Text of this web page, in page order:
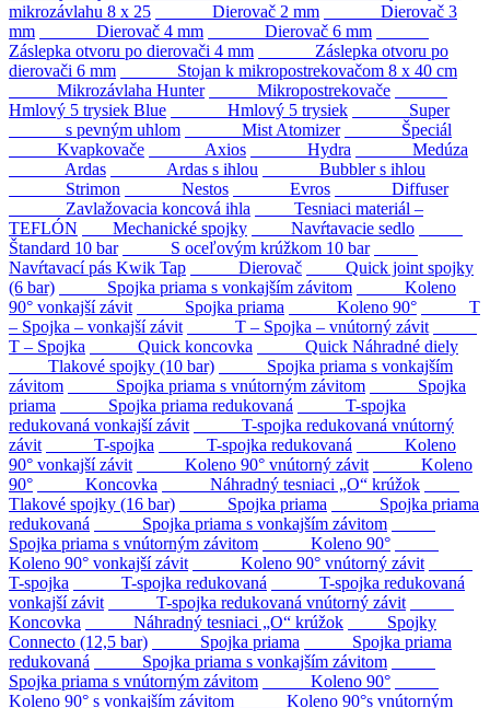
mikrozávlahu 8 x 25
Dierovač 2 mm
Dierovač 3
mm
Dierovač 4 mm
Dierovač 6 mm
Záslepka otvoru po dierovači 4 mm
Záslepka otvoru po
dierovači 6 mm
Stojan k mikropostrekovačom 8 x 40 cm
Mikrozávlaha Hunter
Mikropostrekovače
Hmlový 5 trysiek Blue
Hmlový 5 trysiek
Super
s pevným uhlom
Mist Atomizer
Špeciál
Kvapkovače
Axios Hydra
Medúza
Ardas
Ardas s ihlou
Bubbler s ihlou
Strimon
Nestos Evros
Diffuser
Zavlažovacia koncová ihla
Tesniaci materiál –
TEFLÓN
Mechanické spojky
Navŕtavacie sedlo
Štandard 10 bar
S oceľovým krúžkom 10 bar
Navŕtavací pás Kwik Tap
Dierovač
Quick joint spojky
(6 bar)
Spojka priama s vonkajším závitom
Koleno
90° vonkajší závit
Spojka priama Koleno 90°
T
– Spojka – vonkajší závit
T – Spojka – vnútorný závit
T – Spojka
Quick koncovka
Quick Náhradné diely
Tlakové spojky (10 bar)
Spojka priama s vonkajším
závitom
Spojka priama s vnútorným závitom
Spojka
priama
Spojka priama redukovaná
T-spojka
redukovaná vonkajší závit
T-spojka redukovaná vnútorný
závit
T-spojka T-spojka redukovaná
Koleno
90° vonkajší závit
Koleno 90° vnútorný závit
Koleno
90°
Koncovka
Náhradný tesniaci „O“ krúžok
Tlakové spojky (16 bar)
Spojka priama
Spojka priama
redukovaná
Spojka priama s vonkajším závitom
Spojka priama s vnútorným závitom
Koleno 90°
Koleno 90° vonkajší závit
Koleno 90° vnútorný závit
T-spojka
T-spojka redukovaná
T-spojka redukovaná
vonkajší závit
T-spojka redukovaná vnútorný závit
Koncovka
Náhradný tesniaci „O“ krúžok
Spojky
Connecto (12,5 bar)
Spojka priama
Spojka priama
redukovaná
Spojka priama s vonkajším závitom
Spojka priama s vnútorným závitom
Koleno 90°
Koleno 90° s vonkajším závitom
Koleno 90°s vnútorným